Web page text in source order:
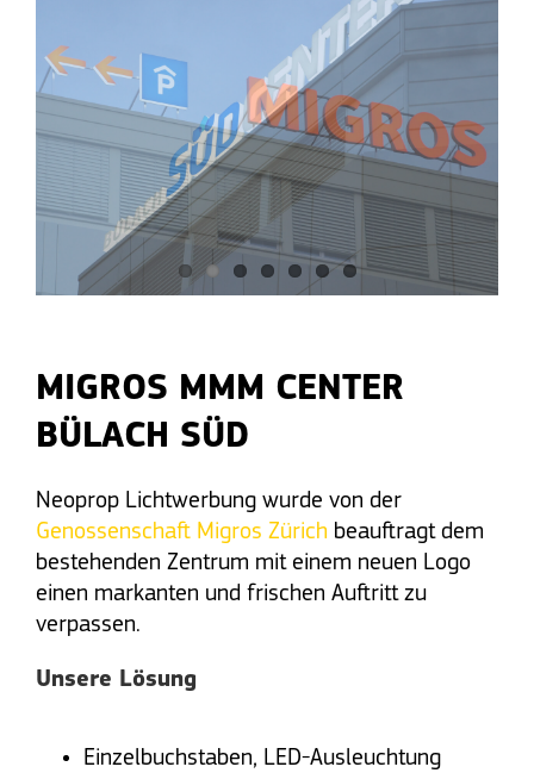
MIGROS MMM CENTER
BÜLACH SÜD
Neoprop Lichtwerbung wurde von der
Genossenschaft Migros Zürich beauftragt dem
bestehenden Zentrum mit einem neuen Logo
einen markanten und frischen Auftritt zu
verpassen.
Unsere Lösung
Einzelbuchstaben, LED-Ausleuchtung